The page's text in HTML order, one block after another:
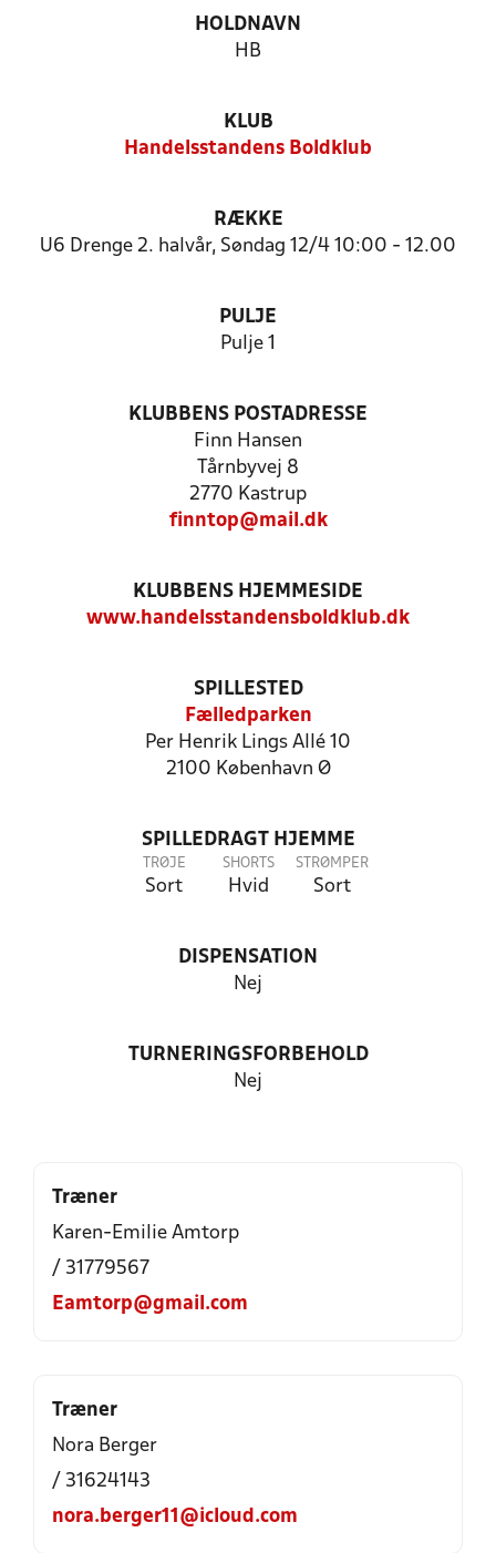
HOLDNAVN
HB
KLUB
Handelsstandens Boldklub
RÆKKE
U6 Drenge 2. halvår, Søndag 12/4 10:00 - 12.00
PULJE
Pulje 1
KLUBBENS POSTADRESSE
Finn Hansen
Tårnbyvej 8
2770 Kastrup
finntop@mail.dk
KLUBBENS HJEMMESIDE
www.handelsstandensboldklub.dk
SPILLESTED
Fælledparken
Per Henrik Lings Allé 10
2100 København Ø
SPILLEDRAGT HJEMME
TRØJE
Sort
SHORTS
Hvid
STRØMPER
Sort
DISPENSATION
Nej
TURNERINGSFORBEHOLD
Nej
Træner
Karen-Emilie Amtorp
/ 31779567
Eamtorp@gmail.com
Træner
Nora Berger
/ 31624143
nora.berger11@icloud.com